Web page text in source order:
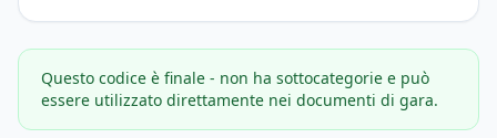
Questo codice è finale - non ha sottocategorie e può
essere utilizzato direttamente nei documenti di gara.